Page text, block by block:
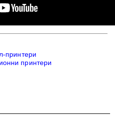
принтери
принтери